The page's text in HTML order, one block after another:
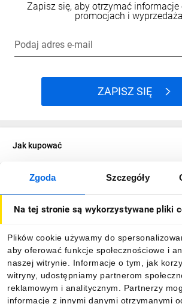
Zgoda Szczegóły
Na tej stronie są wykorzystywane pliki
Plików cookie używamy do
aby oferować funkcje społecznościowe i
naszej witrynie. Informacje o tym, jak
witryny, udostępniamy partnerom
reklamowym i analitycznym. Partnerzy
informacje z innymi danymi otrzymanymi
Zapisz się, aby otrzymać informacje
promocjach i
Podaj adres e-mail
ZAPISZ SIĘ
Jak kupować
O firmie
Informacje
Pobierz naszą aplikację